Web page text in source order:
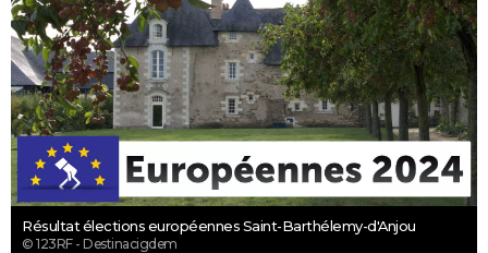
Résultat élections européennes Saint-Barthélemy-d'Anjou
© 123RF - Destinacigdem